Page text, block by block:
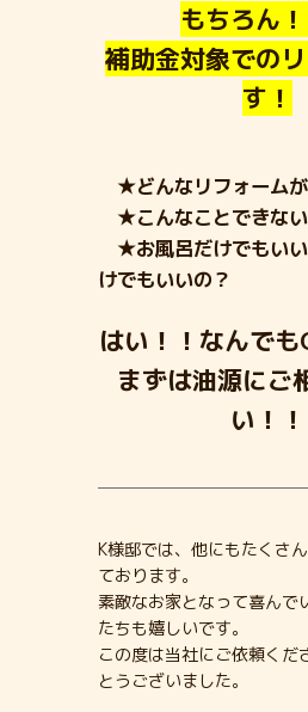
もちろん！
補助金対象での
す！
★どんなリフォームが
★こんなことできない
★お風呂だけでもい
けでもいいの？
はい！！なんでも
まずは油源にご
い！！
K様邸では、他にもたくさ
ております。
素敵なお家となって喜んで
たちも嬉しいです。
この度は当社にご依頼くだ
とうございました。